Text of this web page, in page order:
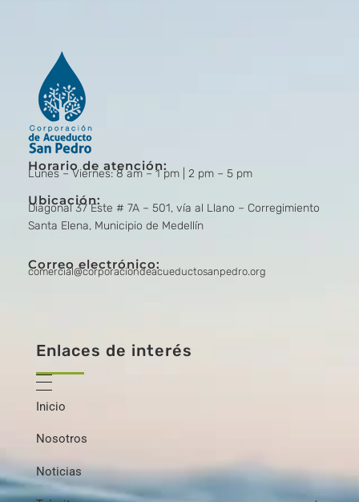
Corporación de Acueducto San Pedro
Corporación de Acueducto San Pedro
Horario de atención:
Lunes – Viernes: 8 am – 1 pm | 2 pm – 5 pm
Ubicación:
Diagonal 37 Este # 7A – 501, vía al Llano – Corregimiento
Santa Elena, Municipio de Medellín
Correo electrónico:
comercial@corporaciondeacueductosanpedro.org
Enlaces de interés
Inicio
Nosotros
Noticias